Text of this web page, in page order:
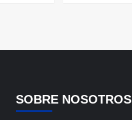
SOBRE NOSOTROS